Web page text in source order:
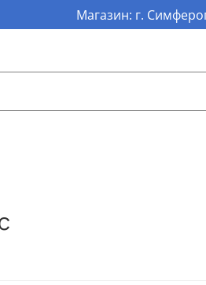
Магазин: г.